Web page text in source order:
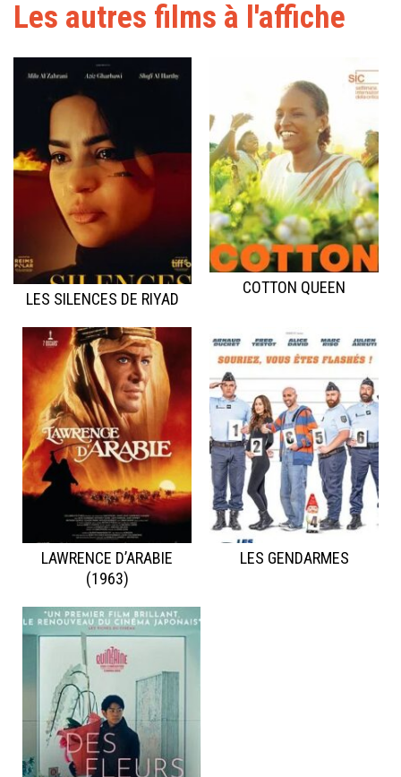
Les autres films à l'affiche
LES SILENCES DE RIYAD
COTTON QUEEN
LAWRENCE D’ARABIE
(1963)
LES GENDARMES